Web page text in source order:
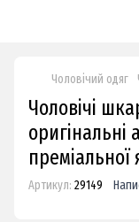
Чоловічий одяг
Чоловічі
преміальної
Артикул: 29149